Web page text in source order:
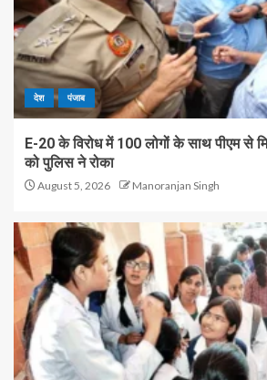
देश पंजाब
E-20 के विरोध में 100 लोगों के साथ पीएम से
को पुलिस ने रोका
August 5, 2026 Manoranjan Singh